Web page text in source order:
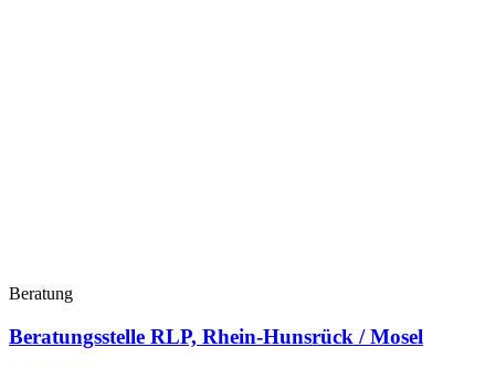
Beratung
Beratungsstelle RLP, Rhein-Hunsrück / Mosel